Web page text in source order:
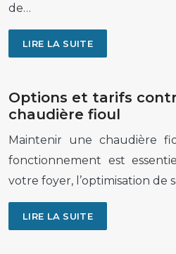
de…
LIRE LA SUITE
Options et tarifs
chaudière fioul
Maintenir une chaudière
fonctionnement est
votre foyer, l’optimisation de
LIRE LA SUITE